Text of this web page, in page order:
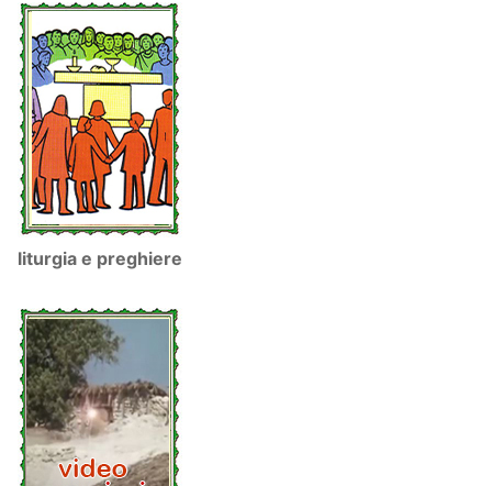
liturgia e preghiere